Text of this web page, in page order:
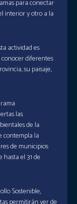
para conectar
interior y otro a la
actividad es
diferentes
su paisaje,
las
de la
contempla la
de municipios
el 31 de
Sostenible,